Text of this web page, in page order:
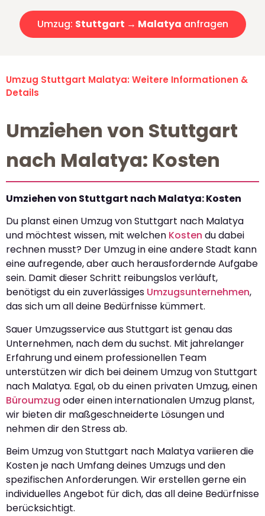
Umzug: Stuttgart → Malatya anfragen
Umzug Stuttgart Malatya: Weitere Informationen &
Details
Umziehen von Stuttgart
nach Malatya: Kosten
Umziehen von Stuttgart nach Malatya: Kosten
Du planst einen Umzug von Stuttgart nach Malatya
und möchtest wissen, mit welchen Kosten du dabei
rechnen musst? Der Umzug in eine andere Stadt kann
eine aufregende, aber auch herausfordernde Aufgabe
sein. Damit dieser Schritt reibungslos verläuft,
benötigst du ein zuverlässiges Umzugsunternehmen,
das sich um all deine Bedürfnisse kümmert.
Sauer Umzugsservice aus Stuttgart ist genau das
Unternehmen, nach dem du suchst. Mit jahrelanger
Erfahrung und einem professionellen Team
unterstützen wir dich bei deinem Umzug von Stuttgart
nach Malatya. Egal, ob du einen privaten Umzug, einen
Büroumzug oder einen internationalen Umzug planst,
wir bieten dir maßgeschneiderte Lösungen und
nehmen dir den Stress ab.
Beim Umzug von Stuttgart nach Malatya variieren die
Kosten je nach Umfang deines Umzugs und den
spezifischen Anforderungen. Wir erstellen gerne ein
individuelles Angebot für dich, das all deine Bedürfnisse
berücksichtigt.